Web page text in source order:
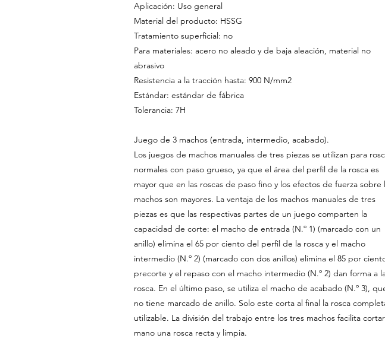
Aplicación: Uso general
Material del producto: HSSG
Tratamiento superficial: no
Para materiales: acero no aleado y de baja aleación, material no
abrasivo
Resistencia a la tracción hasta: 900 N/mm2
Estándar: estándar de fábrica
Tolerancia: 7H
Juego de 3 machos (entrada, intermedio, acabado).
Los juegos de machos manuales de tres piezas se utilizan para
normales con paso grueso, ya que el área del perfil de la rosca es
mayor que en las roscas de paso fino y los efectos de fuerza sobre
machos son mayores. La ventaja de los machos manuales de tres
piezas es que las respectivas partes de un juego comparten la
capacidad de corte: el macho de entrada (N.º 1) (marcado con un
anillo) elimina el 65 por ciento del perfil de la rosca y el macho
intermedio (N.º 2) (marcado con dos anillos) elimina el 85 por
precorte y el repaso con el macho intermedio (N.º 2) dan forma a
rosca. En el último paso, se utiliza el macho de acabado (N.º 3),
no tiene marcado de anillo. Solo este corta al final la rosca
utilizable. La división del trabajo entre los tres machos facilita
mano una rosca recta y limpia.